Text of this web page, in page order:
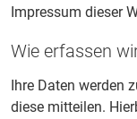
Impressum dieser
Wie erfassen
Ihre Daten werden
diese mitteilen.